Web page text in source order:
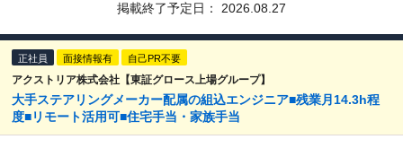
掲載終了予定日： 2026.08.27
正社員 面接情報有 自己PR不要
アクストリア株式会社【東証グロース上場グループ】
大手ステアリングメーカー配属の組込エンジニア■残業月14.3h程
度■リモート活用可■住宅手当・家族手当